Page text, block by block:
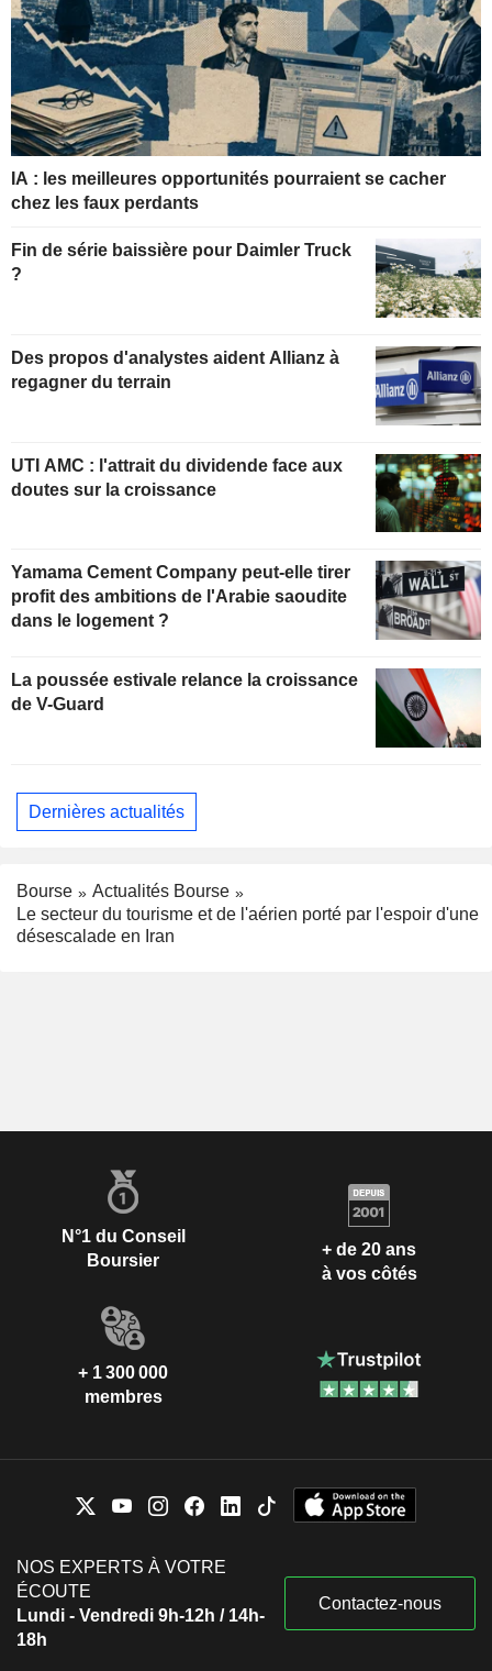
IA : les meilleures opportunités pourraient se cacher
chez les faux perdants
Fin de série baissière pour Daimler Truck
?
Des propos d'analystes aident Allianz à
regagner du terrain
UTI AMC : l'attrait du dividende face aux
doutes sur la croissance
Yamama Cement Company peut-elle tirer
profit des ambitions de l'Arabie saoudite
dans le logement ?
La poussée estivale relance la croissance
de V-Guard
Dernières actualités
Bourse
Actualités Bourse
Le secteur du tourisme et de l'aérien porté par l'espoir d'une
désescalade en Iran
N°1 du Conseil
Boursier
+ de 20 ans
à vos côtés
+ 1 300 000
membres
NOS EXPERTS À VOTRE
ÉCOUTE
Lundi - Vendredi 9h-12h / 14h-
18h
Contactez-nous